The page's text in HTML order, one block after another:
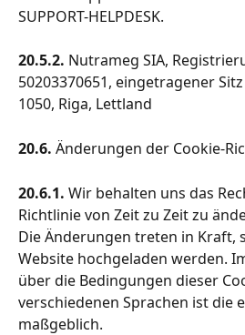
SUPPORT-HELPDESK.
20.5.2. Nutrameg SIA,
50203370651, eingetragener
1050, Riga, Lettland
20.6. Änderungen der Cookie-
20.6.1. Wir behalten uns das
Richtlinie von Zeit zu Zeit zu
Die Änderungen treten in Kraft,
Website hochgeladen werden.
über die Bedingungen dieser
verschiedenen Sprachen ist die
maßgeblich.